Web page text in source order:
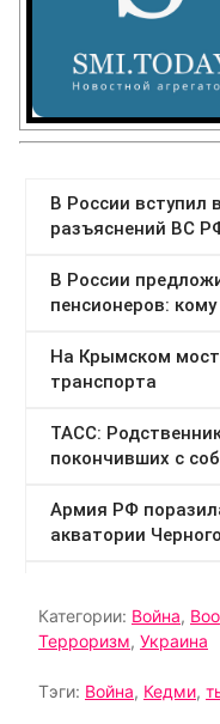
Категории: Война,
Терроризм, Украина
Тэги: Война, Кедми,